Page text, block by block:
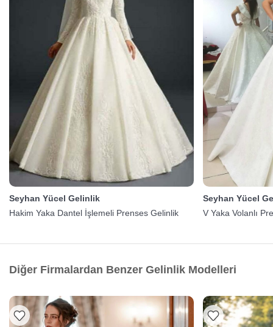
Seyhan Yücel Gelinlik
Hakim Yaka Dantel İşlemeli Prenses Gelinlik
Seyhan Yücel
V Yaka Volanlı
Diğer Firmalardan Benzer Gelinlik Modelleri